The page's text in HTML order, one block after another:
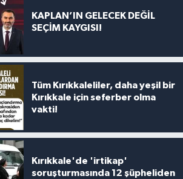
KAPLAN’IN GELECEK DEĞİL
SEÇİM KAYGISI!
Tüm Kırıkkaleliler, daha yeşil bir
Kırıkkale için seferber olma
vakti!
Kırıkkale'de 'irtikap'
soruşturmasında 12 şüpheliden